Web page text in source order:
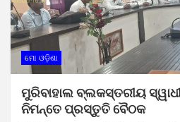
ମୋ ଓଡ଼ିଶା
ମୁରିବାହାଲ ବ୍ଲକସ୍ତରୀୟ
ନିମନ୍ତେ ପ୍ରସ୍ତୁତି ବୈଠକ